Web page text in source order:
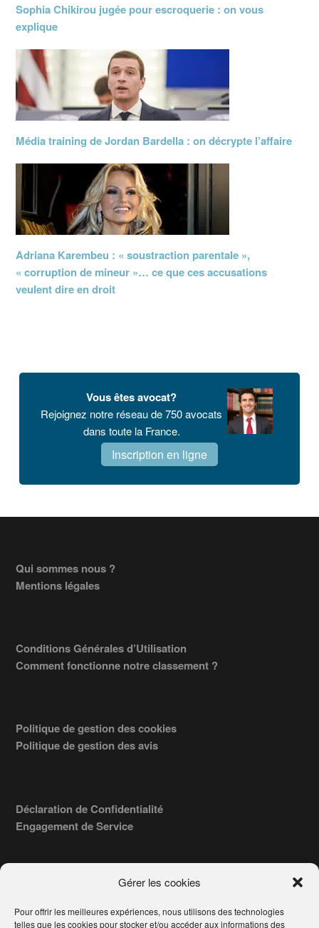
Gérer les cookies
Pour offrir les meilleures expériences, nous utilisons des technologies
telles que les cookies pour stocker et/ou accéder aux informations des
Sophia Chikirou jugée pour escroquerie : on vous
explique
Média training de Jordan Bardella : on décrypte l’affaire
Adriana Karembeu : « soustraction parentale »,
« corruption de mineur »… ce que ces accusations
veulent dire en droit
Vous êtes avocat?
Rejoignez notre réseau de 750 avocats
dans toute la France.
Inscription en ligne
Footer
Qui sommes nous ?
Mentions légales
Conditions Générales d’Utilisation
Comment fonctionne notre classement ?
Politique de gestion des cookies
Politique de gestion des avis
Déclaration de Confidentialité
Engagement de Service
COPYRIGHT © 2026 · TROUVERVOTREAVOCAT.COM, ÉDITÉ PAR